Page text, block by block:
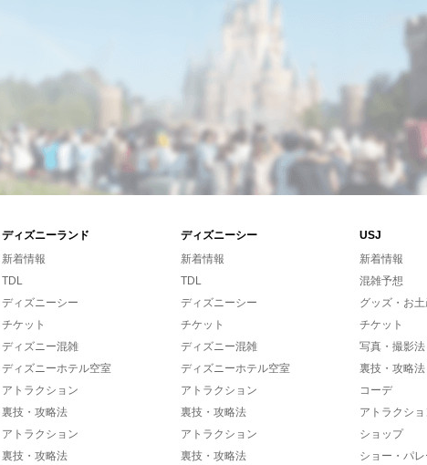
ディズニーランド ディズニーシー
USJ
新着情報
TDL
ディズニーシー
チケット
ディズニー混雑
ディズニーホテル空室
アトラクション
裏技・攻略法
アトラクション
裏技・攻略法
新着情報
TDL
ディズニーシー
チケット
ディズニー混雑
ディズニーホテル空室
アトラクション
裏技・攻略法
アトラクション
裏技・攻略法
新着情報
混雑予想
グッズ・お
チケット
写真・撮影法
裏技・攻略法
コーデ
アトラクシ
ショップ
ショー・パ